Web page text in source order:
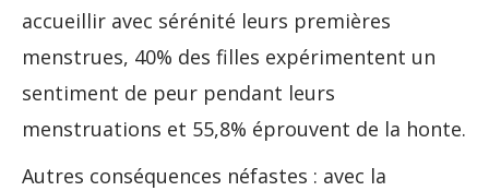
accueillir avec sérénité leurs premières
menstrues, 40% des filles expérimentent un
sentiment de peur pendant leurs
menstruations et 55,8% éprouvent de la honte.
Autres conséquences néfastes : avec la